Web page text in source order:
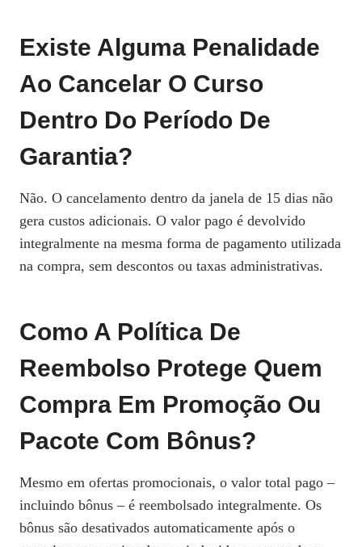
Existe Alguma Penalidade
Ao Cancelar O Curso
Dentro Do Período De
Garantia?
Não. O cancelamento dentro da janela de 15 dias não
gera custos adicionais. O valor pago é devolvido
integralmente na mesma forma de pagamento utilizada
na compra, sem descontos ou taxas administrativas.
Como A Política De
Reembolso Protege Quem
Compra Em Promoção Ou
Pacote Com Bônus?
Mesmo em ofertas promocionais, o valor total pago –
incluindo bônus – é reembolsado integralmente. Os
bônus são desativados automaticamente após o